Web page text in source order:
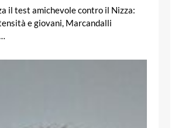
il test amichevole contro il Nizza:
e giovani, Marcandalli